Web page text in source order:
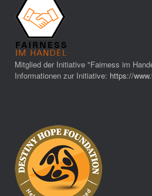
Mitglied der Initiative "Fairness im
Informationen zur Initiative: https://